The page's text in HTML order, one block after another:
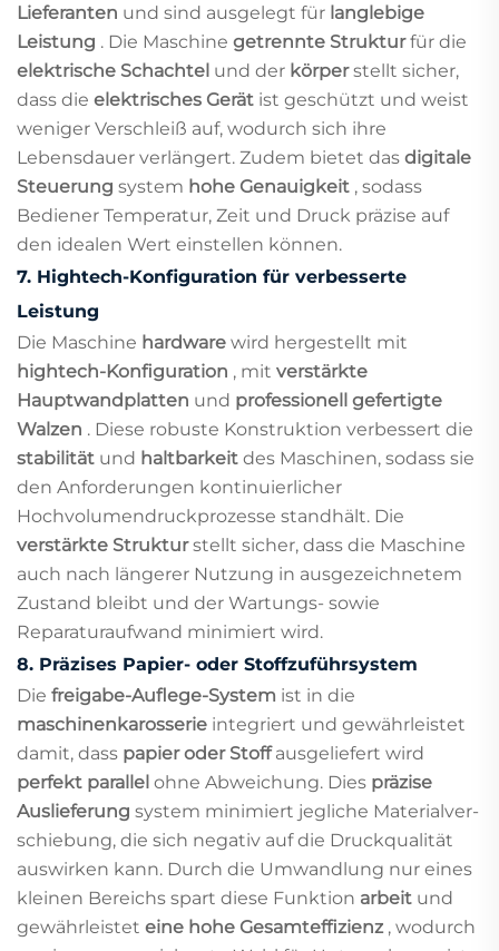
Lieferanten und sind ausgelegt für langlebige
Leistung . Die Maschine getrennte Strukturfür die
elektrische Schachtel und der körperstellt sicher,
dass die elektrisches Gerät ist geschützt und weist
weniger Verschleiß auf, wodurch sich ihre
Lebensdauer verlängert. Zudem bietet das digitale
Steuerung system hohe Genauigkeit , sodass
Bediener Temperatur, Zeit und Druck präzise auf
den idealen Wert einstellen können.
7. Hightech-Konfiguration für verbesserte
Leistung
Die Maschine hardware wird hergestellt mit
hightech-Konfiguration , mit verstärkte
Hauptwandplatten und professionell gefertigte
Walzen . Diese robuste Konstruktion verbessert die
stabilität und haltbarkeit des Maschinen, sodass sie
den Anforderungen kontinuierlicher
Hochvolumendruckprozesse standhält. Die
verstärkte Strukturstellt sicher, dass die Maschine
auch nach längerer Nutzung in ausgezeichnetem
Zustand bleibt und der Wartungs- sowie
Reparaturaufwand minimiert wird.
8. Präzises Papier- oder Stoffzuführsystem
Die freigabe-Auflege-System ist in die
maschinenkarosserie integriert und gewährleistet
damit, dass papier oder Stoffausgeliefert wird
perfekt parallel ohne Abweichung. Dies präzise
Auslieferung system minimiert jegliche Materialver­
schiebung, die sich negativ auf die Druckqualität
auswirken kann. Durch die Umwandlung nur eines
kleinen Bereichs spart diese Funktion arbeit und
gewährleistet eine hohe Gesamteffizienz , wodurch